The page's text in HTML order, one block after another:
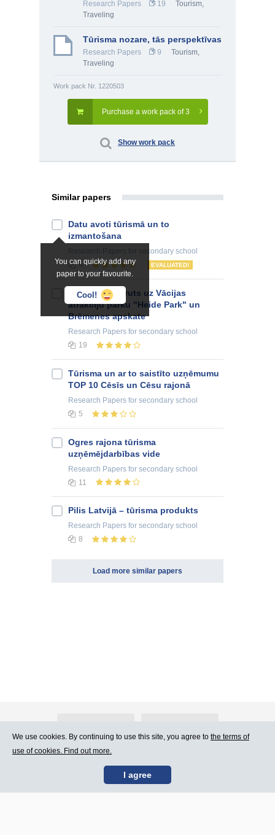
Research Papers 19
Tourism,
Traveling
Tūrisma nozare, tās perspektīvas
Research Papers 9
Tourism,
Traveling
Work pack Nr. 1220503
Purchase a work pack of 3
Show work pack
Similar papers
You can quickly add any
paper to your favourite.
Cool!
Datu avoti tūrismā un to
izmantošana
for secondary school
4
EVALUATED!
Tūrisma maršruts uz Vācijas
atrakciju parku "Heide Park" un
Brēmenes apskate
Research Papers for secondary school
19
Tūrisma un ar to saistīto uzņēmumu
TOP 10 Cēsīs un Cēsu rajonā
Research Papers for secondary school
5
Ogres rajona tūrisma
uzņēmējdarbības vide
Research Papers for secondary school
11
Pilis Latvijā – tūrisma produkts
Research Papers for secondary school
8
Load more similar papers
Contact Us Terms of Use
We use cookies. By continuing to use this site, you agree to the terms of
use of cookies. Find out more.
I agree